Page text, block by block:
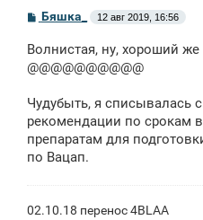
С
б
щ
е
и
Бяшка_ 12 авг 2019, 16:56
Волнистая, ну, хороший же
@@@@@@@@@@
Чудубыть, я списывалась
рекомендации по срокам
препаратам для
по Вацап.
02.10.18 перенос 4BLAA